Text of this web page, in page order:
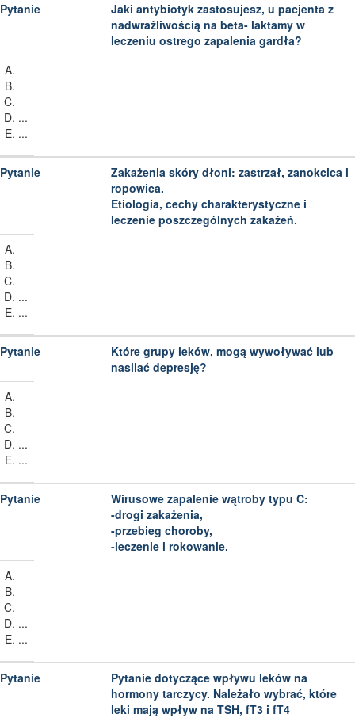
Jaki antybiotyk zastosujesz, u pacjenta z
nadwrażliwością na beta- laktamy w
leczeniu ostrego zapalenia gardła?
...
...
Zakażenia skóry dłoni: zastrzał, zanokcica i
ropowica.
Etiologia, cechy charakterystyczne i
leczenie poszczególnych zakażeń.
...
...
Które grupy leków, mogą wywoływać lub
nasilać depresję?
...
...
Wirusowe zapalenie wątroby typu C:
-drogi zakażenia,
-przebieg choroby,
-leczenie i rokowanie.
...
...
Pytanie dotyczące wpływu leków na
hormony tarczycy. Należało wybrać, które
leki mają wpływ na TSH, fT3 i fT4